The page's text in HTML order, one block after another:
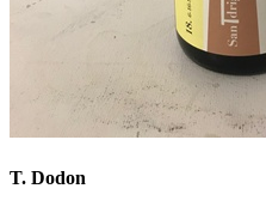
T. Dodon